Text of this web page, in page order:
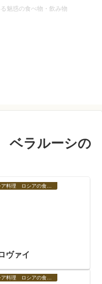
魅惑の食べ物・飲み物
ベラルーシの
ヴァイ
ロシア料理 ロシアの食べ物